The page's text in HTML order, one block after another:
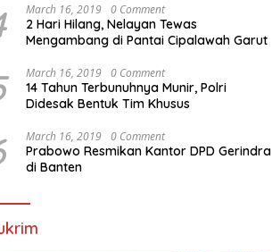
March 16, 2019 0 Comment
2 Hari Hilang, Nelayan Tewas
Mengambang di Pantai Cipalawah Garut
March 16, 2019 0 Comment
14 Tahun Terbunuhnya Munir, Polri
Didesak Bentuk Tim Khusus
March 16, 2019 0 Comment
Prabowo Resmikan Kantor DPD Gerindra
di Banten